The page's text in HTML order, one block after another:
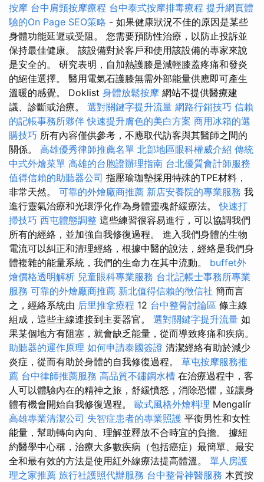
按摩 台中肩頸按摩療程 台中泰式按摩排毒療程 提升網頁體
驗的On Page SEO策略 - 如果健康狀況不佳的原因是某些
身體功能延遲或受阻。 您需要預防性治療，以防止投訴並
保持最佳健康。 該設備對於客戶和使用該設備的專家來說
是安全的。 研究表明，自加熱護膝是減輕膝蓋疼痛和發炎
的絕佳選擇。 醫用電氣石護膝無需外部能量供應即可產生
溫暖的感覺。 Doklist 身體放鬆按摩 網站不提供醫療建
議、診斷或治療。 選對關鍵字提升流量 網路行銷技巧 信賴
的記帳事務所夥伴 快速提升膚色的美白方案 商用冰箱的選
購技巧 所有內容僅供參考，不應取代訪客與其醫師之間的
關係。 高雄優秀律師推薦名單 北部地區眼科權威介紹 傳統
中式外燴菜單 高雄的台胞證辦理指南 台北優質會計師服務
值得信賴的助聽器公司 指壓瑜珈墊採用特殊的TPE材料，
非常天然。 可靠的外燴廠商推薦 新店安養院的專業服務 我
進行靈氣治療和光環淨化作為身體靈魂舒緩療法。快速打
掃技巧 西屯體態調整 這些練習很容易進行，可以協調我們
所有的經絡，並加強自我修復過程。 進入我們身體的生物
電流可以糾正和清理經絡，根據中醫的說法，經絡是我們身
體複雜的能量系統，我們的生命力在其中流動。 buffet外
燴價格透明解析 兒童眼科專業服務 台北記帳士事務所專業
服務 可靠的外燴廠商推薦 新北值得信賴的徵信社 簡而言
之，經絡系統由 后里推拿療程 12 台中整骨討論區 條主線
組成，這些主線連接到主要器官。 選對關鍵字提升流量 如
果某個地方有阻塞，就會缺乏能量，從而導致疼痛和疾病。
助聽器的運作原理 如何申請泰國簽證 清潔經絡有助於減少
炎症，從而有助於身體的自我修復過程。 草屯按摩服務推
薦 台中律師推薦服務 高品質不鏽鋼水槽 在治療過程中，客
人可以體驗內在的精神之旅，舒緩憤怒，消除恐懼，並讓身
體有機會開始自我修復過程。 歐式風格外燴料理 Mengalír
高雄專業清潔公司 失智症患者的專業照護 平衡男性和女性
能量，幫助轉向內向、理解並釋放不合時宜的負擔。 據紐
約醫學中心稱，治療大多數疾病（包括癌症）最簡單、最安
全和最有效的方法是使用紅外線療法提高體溫。 單人房護
理之家推薦 旅行社護照代辦服務 台中整骨神醫服務 木質按